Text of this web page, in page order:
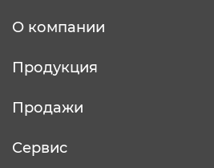
О компании
Продукция
Продажи
Сервис